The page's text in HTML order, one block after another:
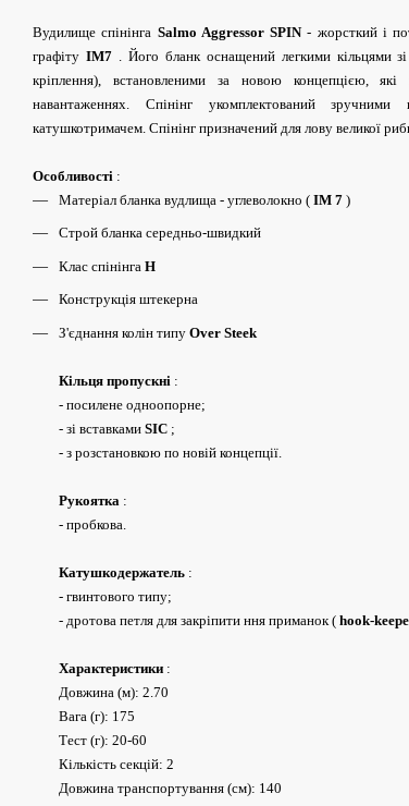
Вудилище спінінга Salmo Aggressor SPIN- жорсткий і
графіту IM7 . Його бланк оснащений легкими кільцями
кріплення), встановленими за новою концепцією,
навантаженнях. Спінінг укомплектований
катушкотримачем. Спінінг призначений для лову великої
Особливості :
Матеріал бланка вудлища - углеволокно ( IM 7 )
Строй бланка середньо-швидкий
Клас спінінга H
Конструкція штекерна
З'єднання колін типу Over Steek
Кільця пропускні :
- посилене одноопорне;
- зі вставками SIC ;
- з розстановкою по новій концепції.
Рукоятка :
- пробкова.
Катушкодержатель :
- гвинтового типу;
- дротова петля для закріпити ння приманок ( hook-
Характеристики :
Довжина (м): 2.70
Вага (г): 175
Тест (г): 20-60
Кількість секцій: 2
Довжина транспортування (см): 140